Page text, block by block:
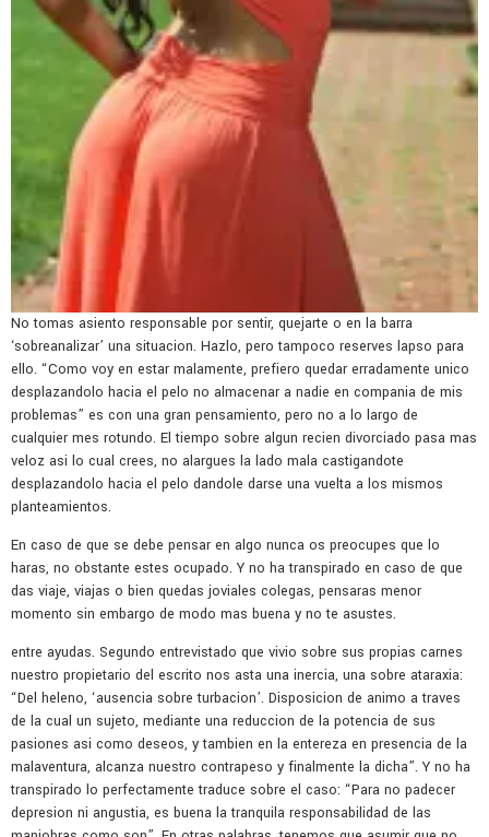
No tomas asiento responsable por sentir, quejarte o en la barra
‘sobreanalizar’ una situacion. Hazlo, pero tampoco reserves lapso para
ello. “Como voy en estar malamente, prefiero quedar erradamente unico
desplazandolo hacia el pelo no almacenar a nadie en compania de mis
problemas” es con una gran pensamiento, pero no a lo largo de
cualquier mes rotundo. El tiempo sobre algun recien divorciado pasa mas
veloz asi lo cual crees, no alargues la lado mala castigandote
desplazandolo hacia el pelo dandole darse una vuelta a los mismos
planteamientos.
En caso de que se debe pensar en algo nunca os preocupes que lo
haras, no obstante estes ocupado. Y no ha transpirado en caso de que
das viaje, viajas o bien quedas joviales colegas, pensaras menor
momento sin embargo de modo mas buena y no te asustes.
entre ayudas. Segundo entrevistado que vivio sobre sus propias carnes
nuestro propietario del escrito nos asta una inercia, una sobre ataraxia:
“Del heleno, ‘ausencia sobre turbacion’. Disposicion de animo a traves
de la cual un sujeto, mediante una reduccion de la potencia de sus
pasiones asi como deseos, y tambien en la entereza en presencia de la
malaventura, alcanza nuestro contrapeso y finalmente la dicha”. Y no ha
transpirado lo perfectamente traduce sobre el caso: “Para no padecer
depresion ni angustia, es buena la tranquila responsabilidad de las